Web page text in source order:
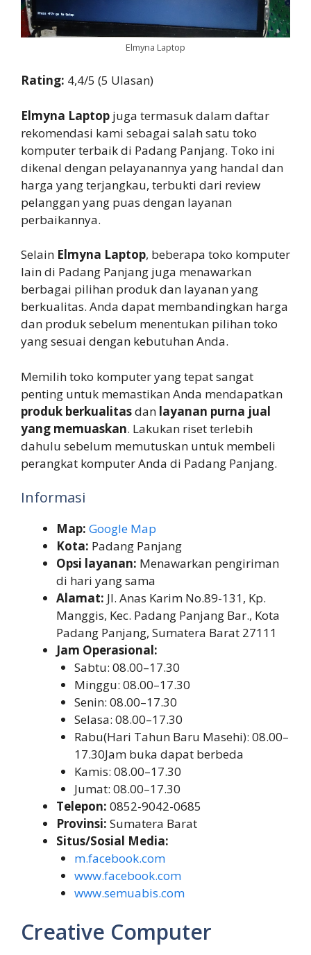
Elmyna Laptop
Rating: 4,4/5 (5 Ulasan)
Elmyna Laptop juga termasuk dalam daftar
rekomendasi kami sebagai salah satu toko
komputer terbaik di Padang Panjang. Toko ini
dikenal dengan pelayanannya yang handal dan
harga yang terjangkau, terbukti dari review
pelanggan yang puas dengan layanan
perbaikannya.
Selain Elmyna Laptop, beberapa toko komputer
lain di Padang Panjang juga menawarkan
berbagai pilihan produk dan layanan yang
berkualitas. Anda dapat membandingkan harga
dan produk sebelum menentukan pilihan toko
yang sesuai dengan kebutuhan Anda.
Memilih toko komputer yang tepat sangat
penting untuk memastikan Anda mendapatkan
produk berkualitasdan layanan purna jual
yang memuaskan. Lakukan riset terlebih
dahulu sebelum memutuskan untuk membeli
perangkat komputer Anda di Padang Panjang.
Informasi
Map: Google Map
Kota: Padang Panjang
Opsi layanan: Menawarkan pengiriman
di hari yang sama
Alamat: Jl. Anas Karim No.89-131, Kp.
Manggis, Kec. Padang Panjang Bar., Kota
Padang Panjang, Sumatera Barat 27111
Jam Operasional:
Sabtu: 08.00–17.30
Minggu: 08.00–17.30
Senin: 08.00–17.30
Selasa: 08.00–17.30
Rabu(Hari Tahun Baru Masehi): 08.00–
17.30Jam buka dapat berbeda
Kamis: 08.00–17.30
Jumat: 08.00–17.30
Telepon: 0852-9042-0685
Provinsi: Sumatera Barat
Situs/Sosial Media:
m.facebook.com
www.facebook.com
www.semuabis.com
Creative Computer